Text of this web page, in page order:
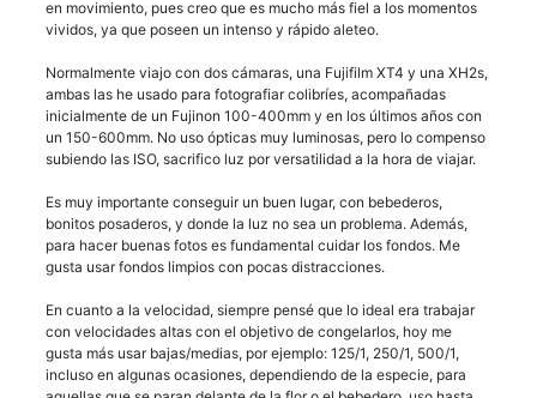
en movimiento, pues creo que es mucho más fiel a los momentos
vividos, ya que poseen un intenso y rápido aleteo.
Normalmente viajo con dos cámaras, una Fujifilm XT4 y una XH2s,
ambas las he usado para fotografiar colibríes, acompañadas
inicialmente de un Fujinon 100-400mm y en los últimos años con
un 150-600mm. No uso ópticas muy luminosas, pero lo compenso
subiendo las ISO, sacrifico luz por versatilidad a la hora de viajar.
Es muy importante conseguir un buen lugar, con bebederos,
bonitos posaderos, y donde la luz no sea un problema. Además,
para hacer buenas fotos es fundamental cuidar los fondos. Me
gusta usar fondos limpios con pocas distracciones.
En cuanto a la velocidad, siempre pensé que lo ideal era trabajar
con velocidades altas con el objetivo de congelarlos, hoy me
gusta más usar bajas/medias, por ejemplo: 125/1, 250/1, 500/1,
incluso en algunas ocasiones, dependiendo de la especie, para